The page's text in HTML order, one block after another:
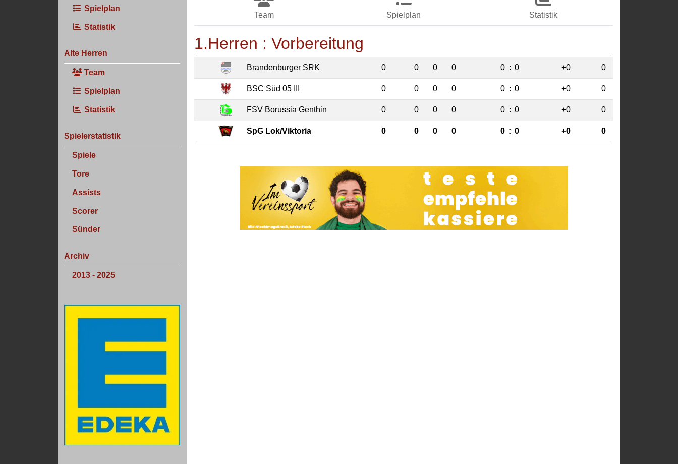
Spielplan
Statistik
Alte Herren
Team
Spielplan
Statistik
Spielerstatistik
Spiele
Tore
Assists
Scorer
Sünder
Archiv
2013 - 2025
Team Spielplan Statistik
1.Herren : Vorbereitung
Brandenburger SRK 0 0 0 0 0 : 0 +0 0
BSC Süd 05 III 0 0 0 0 0 : 0 +0 0
FSV Borussia Genthin 0 0 0 0 0 : 0 +0 0
SpG Lok/Viktoria 0 0 0 0 0 : 0 +0 0